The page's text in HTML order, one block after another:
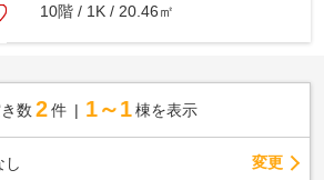
10階 / 1K / 20.46㎡
数 2 件 1～1 棟を表示
し 変更